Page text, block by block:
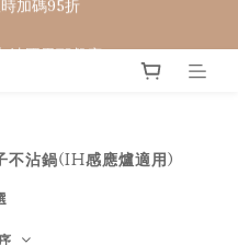
國畢耶餐廚
不沾鍋(IH感應爐適用)